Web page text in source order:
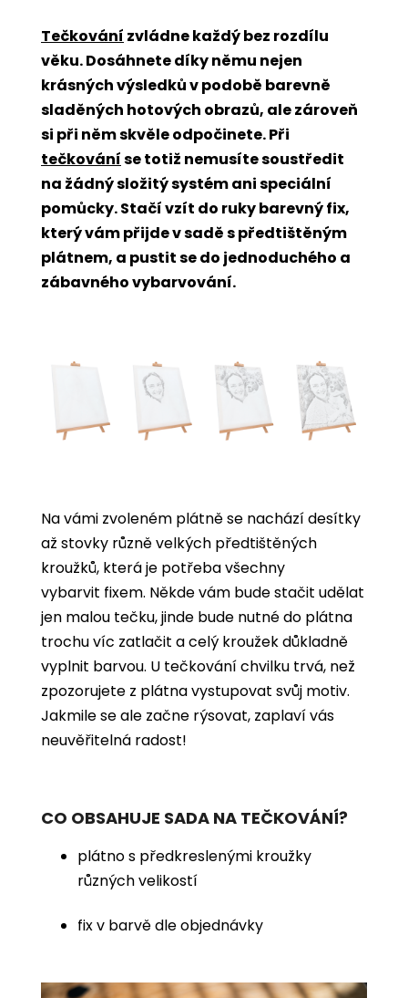
Tečkování zvládne každý bez rozdílu
věku. Dosáhnete díky němu nejen
krásných výsledků v podobě barevně
sladěných hotových obrazů, ale zároveň
si při něm skvěle odpočinete. Při
tečkováníse totiž nemusíte soustředit
na žádný složitý systém ani speciální
pomůcky. Stačí vzít do ruky barevný fix,
který vám přijde v sadě s předtištěným
plátnem, a pustit se do jednoduchého a
zábavného vybarvování.
Na vámi zvoleném plátně se nachází desítky
až stovky různě velkých předtištěných
kroužků, která je potřeba všechny
vybarvit fixem. Někde vám bude stačit udělat
jen malou tečku, jinde bude nutné do plátna
trochu víc zatlačit a celý kroužek důkladně
vyplnit barvou. U tečkování chvilku trvá, než
zpozorujete z plátna vystupovat svůj motiv.
Jakmile se ale začne rýsovat, zaplaví vás
neuvěřitelná radost!
CO OBSAHUJE SADA NA TEČKOVÁNÍ?
plátno s předkreslenými kroužky
různých velikostí
fix v barvě dle objednávky